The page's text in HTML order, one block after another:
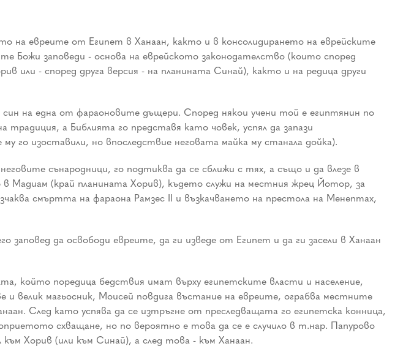
на евреите от Египет в Ханаан, както и в консолидирането на еврейските
Божи заповеди - основа на еврейското законодателство (които според
или - според друга версия - на планината Синай), както и на редица други
на една от фараоновите дъщери. Според някои учени той е египтянин по
а Библията го представя като човек, успял да запази
го изоставили, но впоследствие неговата майка му станала дойка).
сънародници, го подтиква да се сближи с тях, а също и да влезе в
Мадиам (край планината Хорив), където служи на местния жрец Йотор, за
смъртта на фараона Рамзес II и възкачването на престола на Менептах,
да освободи евреите, да ги изведе от Египет и да ги засели в Ханаан
който поредица бедствия имат върху египетските власти и население,
и велик магьосник, Моисей повдига въстание на евреите, ограбва местните
След като успява да се изтръгне от преследващата го египетска конница,
схващане, но по вероятно е това да се е случило в т.нар. Папурово
Хорив (или към Синай), а след това - към Ханаан.